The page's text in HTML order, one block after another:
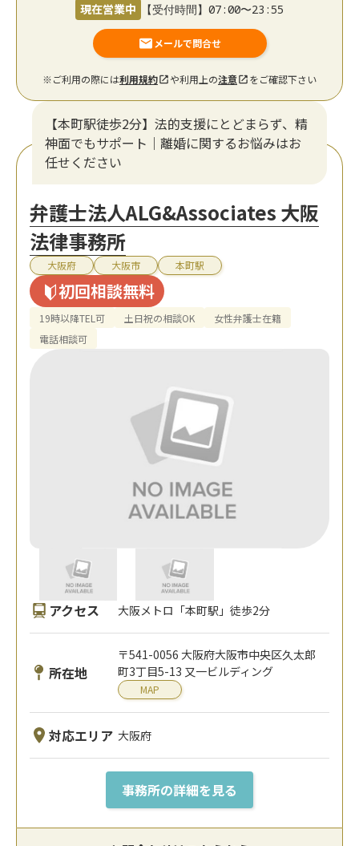
現在営業中 【受付時間】07:00〜23:55
メールで問合せ
※ご利用の際には利用規約 や利用上の注意 をご確認下さい
【本町駅徒歩2分】法的支援にとどまらず、精
神面でもサポート｜離婚に関するお悩みはお
任せください
弁護士法人ALG&Associates 大阪
法律事務所
大阪府 大阪市 本町駅
初回相談無料
19時以降TEL可 土日祝の相談OK
女性弁護士在籍
電話相談可
アクセス 大阪メトロ「本町駅」徒歩2分
所在地
〒541-0056 大阪府大阪市中央区久太郎
町3丁目5-13 又一ビルディング
MAP
対応エリア 大阪府
事務所の詳細を見る